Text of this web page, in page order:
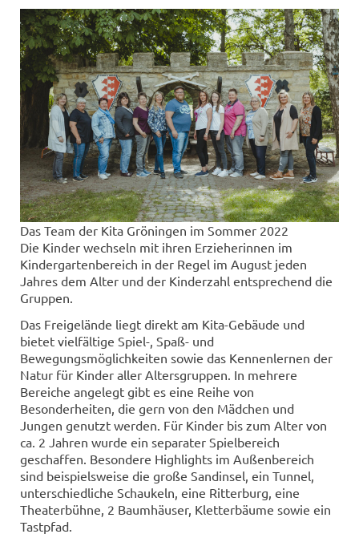
Das Team der Kita Gröningen im Sommer 2022
Die Kinder wechseln mit ihren Erzieherinnen im
Kindergartenbereich in der Regel im August jeden
Jahres dem Alter und der Kinderzahl entsprechend die
Gruppen.
Das Freigelände liegt direkt am Kita-Gebäude und
bietet vielfältige Spiel-, Spaß- und
Bewegungsmöglichkeiten sowie das Kennenlernen der
Natur für Kinder aller Altersgruppen. In mehrere
Bereiche angelegt gibt es eine Reihe von
Besonderheiten, die gern von den Mädchen und
Jungen genutzt werden. Für Kinder bis zum Alter von
ca. 2 Jahren wurde ein separater Spielbereich
geschaffen. Besondere Highlights im Außenbereich
sind beispielsweise die große Sandinsel, ein Tunnel,
unterschiedliche Schaukeln, eine Ritterburg, eine
Theaterbühne, 2 Baumhäuser, Kletterbäume sowie ein
Tastpfad.